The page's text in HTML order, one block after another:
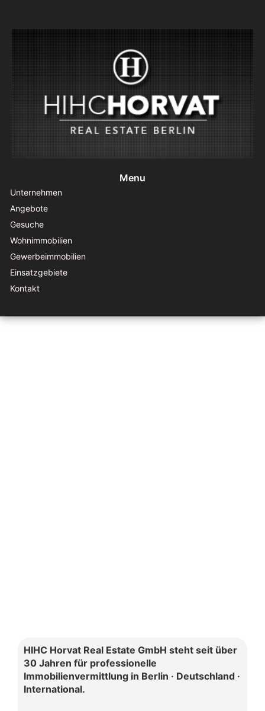
Menu
Unternehmen
Angebote
Gesuche
Wohnimmobilien
Gewerbeimmobilien
Einsatzgebiete
Kontakt
HIHC Horvat Real Estate GmbH steht seit über
30 Jahren für professionelle
Immobilienvermittlung in Berlin · Deutschland ·
International.